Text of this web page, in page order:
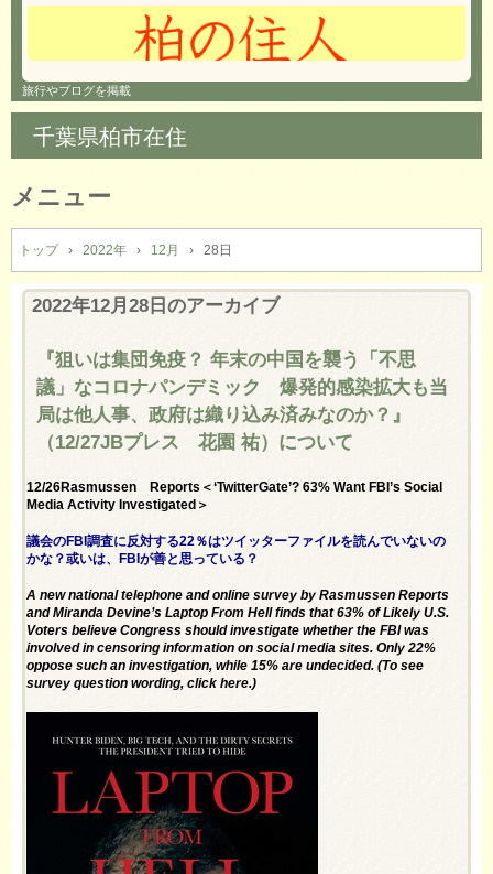
旅行やブログを掲載
千葉県柏市在住
メニュー
コ
ン
テ
ン
トップ › 2022年 › 12月 › 28日
2022年12月28日 のアーカイブ
『狙いは集団免疫？ 年末の中国を襲う「不思
議」なコロナパンデミック 爆発的感染拡大も当
局は他人事、政府は織り込み済みなのか？』
（12/27JBプレス 花園 祐）について
12/26Rasmussen Reports＜‘TwitterGate’? 63% Want FBI’s Social
Media Activity Investigated＞
議会のFBI調査に反対する22％はツイッターファイルを読んでいないの
かな？或いは、FBIが善と思っている？
A new national telephone and online survey by Rasmussen Reports
and Miranda Devine’s Laptop From Hell finds that 63% of Likely U.S.
Voters believe Congress should investigate whether the FBI was
involved in censoring information on social media sites. Only 22%
oppose such an investigation, while 15% are undecided. (To see
survey question wording, click here.)